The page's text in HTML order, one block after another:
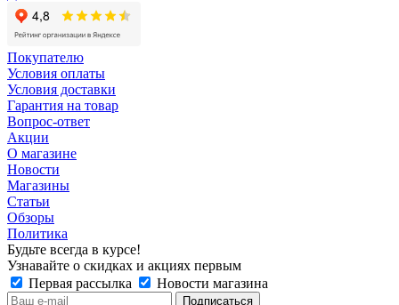
Покупателю
Условия оплаты
Условия доставки
Гарантия на товар
Вопрос-ответ
Акции
О магазине
Новости
Магазины
Статьи
Обзоры
Политика
Будьте всегда в курсе!
Узнавайте о скидках и акциях первым
Первая рассылка
Новости магазина